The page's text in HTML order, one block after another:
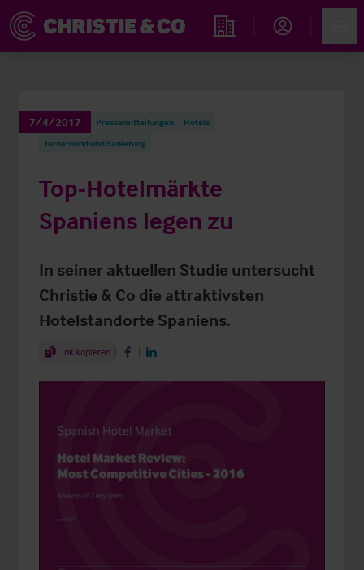
Immobiliensuche
7/4/2017 Pressemitteilungen
Hotels
Turnaround und Sanierung
Top-Hotelmärkte
Spaniens legen zu
In seiner aktuellen Studie untersucht
Christie & Co die attraktivsten
Hotelstandorte Spaniens.
Share Article
Link kopieren Share on Facebook
Share on LinkedIn